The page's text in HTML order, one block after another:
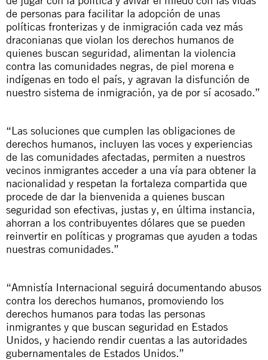
de personas para facilitar la adopción de unas
políticas fronterizas y de inmigración cada vez más
draconianas que violan los derechos humanos de
quienes buscan seguridad, alimentan la violencia
contra las comunidades negras, de piel morena e
indígenas en todo el país, y agravan la disfunción de
nuestro sistema de inmigración, ya de por sí acosado.”
“Las soluciones que cumplen las obligaciones de
derechos humanos, incluyen las voces y experiencias
de las comunidades afectadas, permiten a nuestros
vecinos inmigrantes acceder a una vía para obtener la
nacionalidad y respetan la fortaleza compartida que
procede de dar la bienvenida a quienes buscan
seguridad son efectivas, justas y, en última instancia,
ahorran a los contribuyentes dólares que se pueden
reinvertir en políticas y programas que ayuden a todas
nuestras comunidades.”
“Amnistía Internacional seguirá documentando abusos
contra los derechos humanos, promoviendo los
derechos humanos para todas las personas
inmigrantes y que buscan seguridad en Estados
Unidos, y haciendo rendir cuentas a las autoridades
gubernamentales de Estados Unidos.”